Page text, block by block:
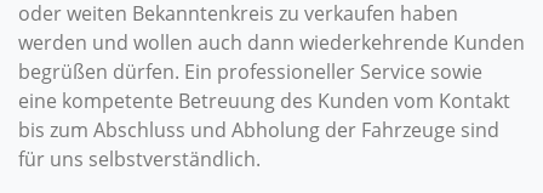
oder weiten Bekanntenkreis zu verkaufen haben
werden und wollen auch dann wiederkehrende Kunden
begrüßen dürfen. Ein professioneller Service sowie
eine kompetente Betreuung des Kunden vom Kontakt
bis zum Abschluss und Abholung der Fahrzeuge sind
für uns selbstverständlich.